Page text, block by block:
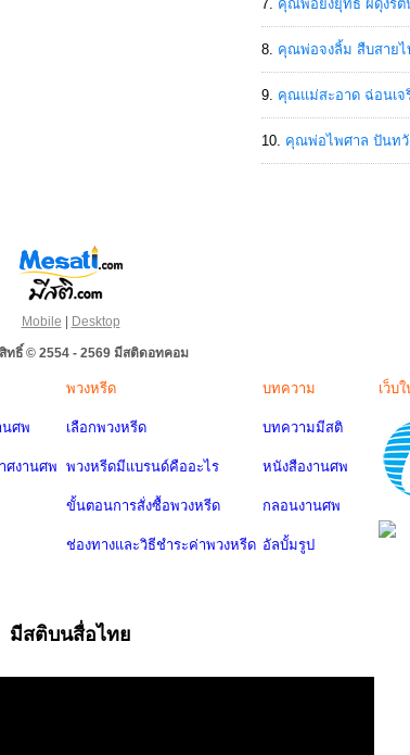
คุณพ่อยงยุทธ ผดุงรัต
คุณพ่อจงลิ้ม สืบสายไ
คุณแม่สะอาด ฉ่อนเ
คุณพ่อไพศาล ปันทวั
Mobile | Desktop
ทธิ์ © 2554 - 2569 มีสติดอทคอม
นศพ
ศงานศพ
พวงหรีด
เลือกพวงหรีด
พวงหรีดมีแบรนด์คืออะไร
ขั้นตอนการสั่งซื้อพวงหรีด
ช่องทางและวิธีชำระค่าพวงหรีด
บทความ
บทความมีสติ
หนังสืองานศพ
กลอนงานศพ
อัลบั้มรูป
เว็บ
มีสติบนสื่อไทย